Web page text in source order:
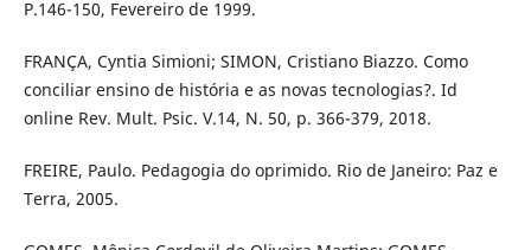
P.146-150, Fevereiro de 1999.
FRANÇA, Cyntia Simioni; SIMON, Cristiano Biazzo. Como
conciliar ensino de história e as novas tecnologias?. Id
online Rev. Mult. Psic. V.14, N. 50, p. 366-379, 2018.
FREIRE, Paulo. Pedagogia do oprimido. Rio de Janeiro: Paz e
Terra, 2005.